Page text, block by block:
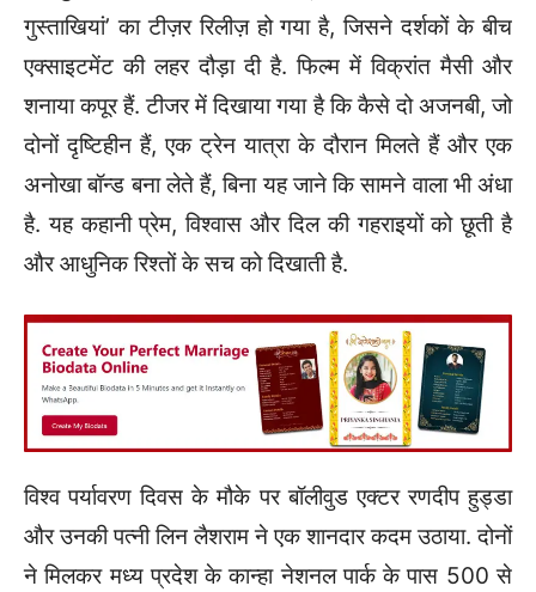
गुस्ताखियां’ का टीज़र रिलीज़ हो गया है, जिसने दर्शकों के बीच
एक्साइटमेंट की लहर दौड़ा दी है. फिल्म में विक्रांत मैसी और
शनाया कपूर हैं. टीजर में दिखाया गया है कि कैसे दो अजनबी, जो
दोनों दृष्टिहीन हैं, एक ट्रेन यात्रा के दौरान मिलते हैं और एक
अनोखा बॉन्ड बना लेते हैं, बिना यह जाने कि सामने वाला भी अंधा
है. यह कहानी प्रेम, विश्वास और दिल की गहराइयों को छूती है
और आधुनिक रिश्तों के सच को दिखाती है.
विश्व पर्यावरण दिवस के मौके पर बॉलीवुड एक्टर रणदीप हुड्डा
और उनकी पत्नी लिन लैशराम ने एक शानदार कदम उठाया. दोनों
ने मिलकर मध्य प्रदेश के कान्हा नेशनल पार्क के पास 500 से